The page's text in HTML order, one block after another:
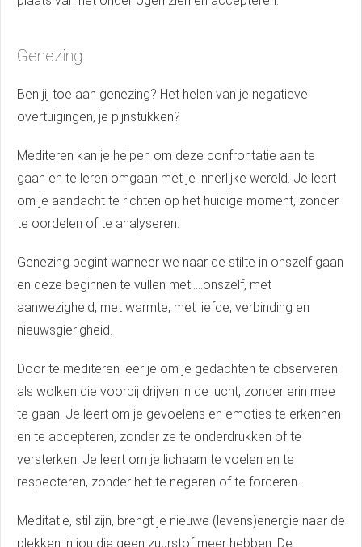
Genezing
Ben jij toe aan genezing? Het helen van je negatieve
overtuigingen, je pijnstukken?
Mediteren kan je helpen om deze confrontatie aan te
gaan en te leren omgaan met je innerlijke wereld. Je leert
om je aandacht te richten op het huidige moment, zonder
te oordelen of te analyseren.
Genezing begint wanneer we naar de stilte in onszelf gaan
en deze beginnen te vullen met.....onszelf, met
aanwezigheid, met warmte, met liefde, verbinding en
nieuwsgierigheid.
Door te mediteren leer je om je gedachten te observeren
als wolken die voorbij drijven in de lucht, zonder erin mee
te gaan. Je leert om je gevoelens en emoties te erkennen
en te accepteren, zonder ze te onderdrukken of te
versterken. Je leert om je lichaam te voelen en te
respecteren, zonder het te negeren of te forceren.
Meditatie, stil zijn, brengt je nieuwe (levens)energie naar de
plekken in jou die geen zuurstof meer hebben. De